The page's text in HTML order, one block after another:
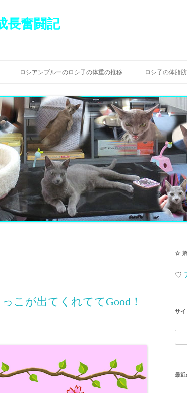
長奮闘記
ン
へ
ス
キ
ッ
プ
ロシアンブルーのロシ子の体重の推移 ロシ子の体脂
こが出てくれててGood！
☆ 弟
♡
サイ
索:
最近